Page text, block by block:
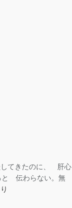
してきたのに、 肝心
と 伝わらない。無